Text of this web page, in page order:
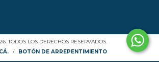
TODOS LOS DERECHOS RESERVADOS.
/ BOTÓN DE ARREPENTIMIENTO